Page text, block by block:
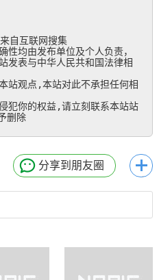
联网搜集
均由发布单位及个人负责，
发表与中华人民共和国法律相
站观点,本站对此不承担任何相
犯你的权益,请立刻联系本站站
删除
分享到朋友圈